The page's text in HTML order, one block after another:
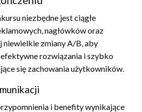
niezbędne jest ciągłe
nagłówków oraz
zmiany A/B, aby
rozwiązania i szybko
się zachowania użytkowników.
i benefity wynikające